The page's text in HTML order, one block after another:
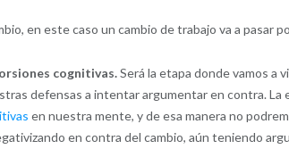
en este caso un cambio de trabajo va a pasar
cognitivas.Será la etapa donde vamos a
defensas a intentar argumentar en contra. La
en nuestra mente, y de esa manera no
en contra del cambio, aún teniendo